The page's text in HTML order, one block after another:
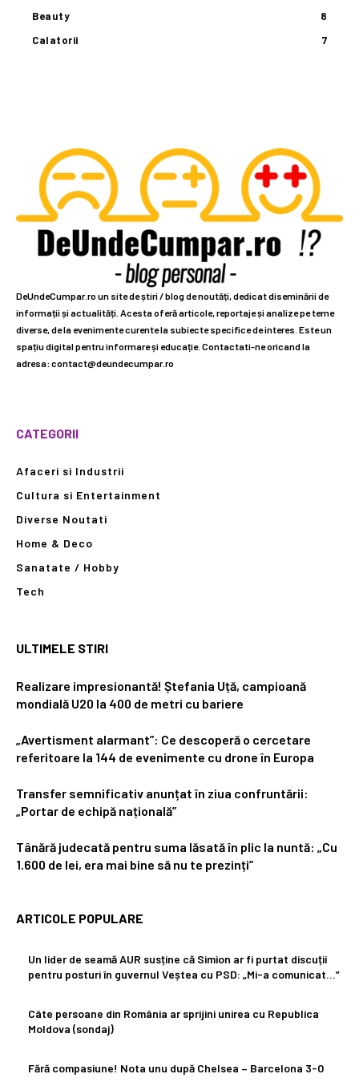
Beauty
8
Calatorii
7
DeUndeCumpar.ro un site de știri / blog de noutăți, dedicat diseminării de
informații și actualități. Acesta oferă articole, reportaje și analize pe teme
diverse, de la evenimente curente la subiecte specifice de interes. Este un
spațiu digital pentru informare și educație. Contactati-ne oricand la
adresa: contact@deundecumpar.ro
CATEGORII
Afaceri si Industrii
Cultura si Entertainment
Diverse Noutati
Home & Deco
Sanatate / Hobby
Tech
ULTIMELE STIRI
Realizare impresionantă! Ștefania Uță, campioană
mondială U20 la 400 de metri cu bariere
„Avertisment alarmant”: Ce descoperă o cercetare
referitoare la 144 de evenimente cu drone în Europa
Transfer semnificativ anunțat în ziua confruntării:
„Portar de echipă națională”
Tânără judecată pentru suma lăsată în plic la nuntă: „Cu
1.600 de lei, era mai bine să nu te prezinți”
ARTICOLE POPULARE
Un lider de seamă AUR susține că Simion ar fi purtat discuții
pentru posturi în guvernul Veștea cu PSD: „Mi-a comunicat…”
Câte persoane din România ar sprijini unirea cu Republica
Moldova (sondaj)
Fără compasiune! Nota unu după Chelsea – Barcelona 3-0